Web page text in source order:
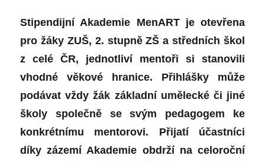
Stipendijní Akademie MenART je otevřena
pro žáky ZUŠ, 2. stupně ZŠ a středních škol
z celé ČR, jednotliví mentoři si stanovili
vhodné věkové hranice. Přihlášky může
podávat vždy žák základní umělecké či jiné
školy společně se svým pedagogem ke
konkrétnímu mentorovi. Přijatí účastníci
díky zázemí Akademie obdrží na celoroční